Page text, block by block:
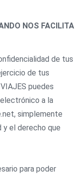
NOS FACILITA
de tus
de tus
puedes
a la
simplemente
el derecho que
para poder